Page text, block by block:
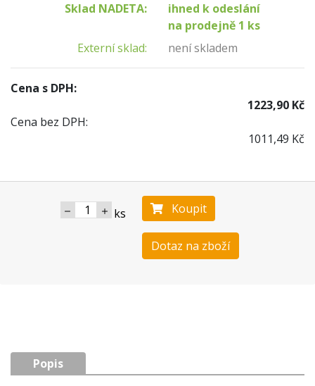
Sklad NADETA:
ihned k odeslání
na prodejně 1 ks
Externí sklad:
není skladem
Cena s DPH:
1223,90 Kč
Cena bez DPH:
1011,49 Kč
ks Koupit
Dotaz na zboží
Popis